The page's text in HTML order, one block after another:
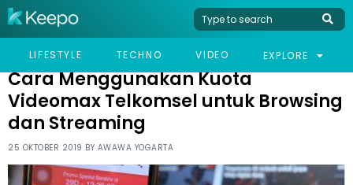
LIFESTYLE TECHNO VIDEO EXPLORE
HOME TECHNO
CARA MENGGUNAKAN KUOTA VIDEOMAX TELKOMSEL UNTUK
Cara Menggunakan Kuota
Videomax Telkomsel untuk Browsing
dan Streaming
25 OKTOBER 2019 BY AWAWA YOGARTA